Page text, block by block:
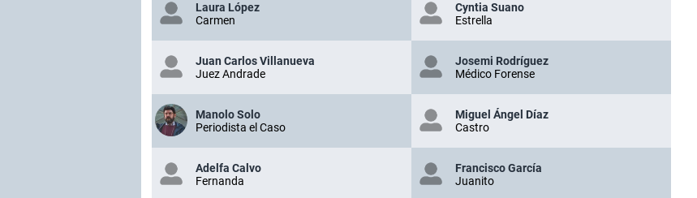
Laura López
Carmen
Cyntia Suano
Estrella
Juan Carlos Villanueva
Juez Andrade
Josemi Rodríguez
Médico Forense
Manolo Solo
Periodista el Caso
Miguel Ángel Díaz
Castro
Adelfa Calvo
Fernanda
Francisco García
Juanito